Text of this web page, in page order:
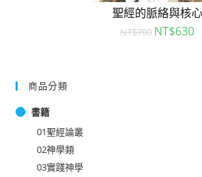
聖經的脈絡與核心
NT$700 NT$630
商品分類
書籍
01聖經論叢
02神學類
03實踐神學